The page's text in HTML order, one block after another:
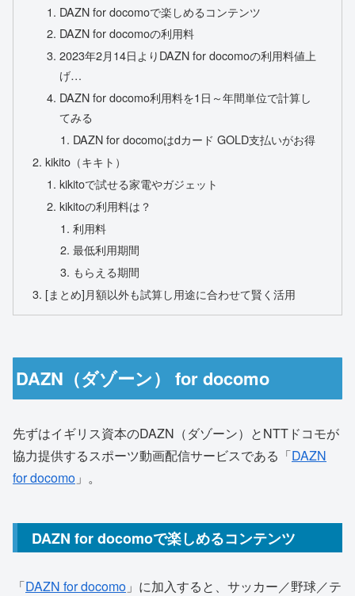
DAZN for docomoで楽しめるコンテンツ
DAZN for docomoの利用料
2023年2月14日よりDAZN for docomoの利用料値上
げ…
DAZN for docomo利用料を1日～年間単位で計算し
てみる
DAZN for docomoはdカード GOLD支払いがお得
kikito（キキト）
kikitoで試せる家電やガジェット
kikitoの利用料は？
利用料
最低利用期間
もらえる期間
[まとめ]月額以外も試算し用途に合わせて賢く活用
DAZN（ダゾーン） for docomo
先ずはイギリス資本のDAZN（ダゾーン）とNTTドコモが
協力提供するスポーツ動画配信サービスである「DAZN
for docomo 」。
DAZN for docomoで楽しめるコンテンツ
「DAZN for docomo 」に加入すると、サッカー／野球／テ